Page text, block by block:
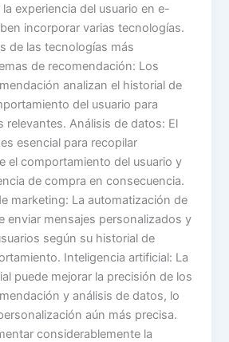
experiencia del usuario en e-
incorporar varias tecnologías.
de las tecnologías más
de recomendación: Los
analizan el historial de
del usuario para
relevantes. Análisis de datos: El
esencial para recopilar
el comportamiento del usuario y
de compra en consecuencia.
marketing: La automatización de
enviar mensajes personalizados y
según su historial de
Inteligencia artificial: La
puede mejorar la precisión de los
y análisis de datos, lo
aún más precisa.
considerablemente la